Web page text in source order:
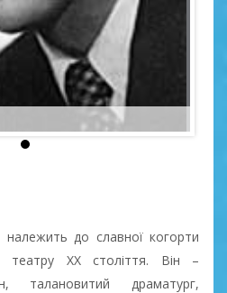
належить до славної когорти
театру XX століття. Він –
талановитий драматург,